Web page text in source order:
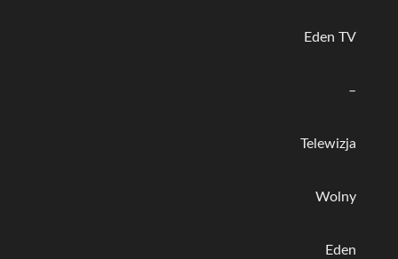
Eden TV
–
Telewizja
Wolny
Eden